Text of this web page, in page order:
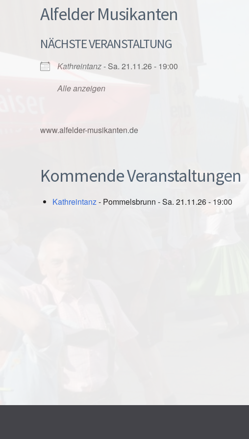
Alfelder Musikanten
NÄCHSTE VERANSTALTUNG
Kathreintanz- Sa. 21.11.26 - 19:00
Alle anzeigen
www.alfelder-musikanten.de
Kommende Veranstaltungen
Kathreintanz - Pommelsbrunn - Sa. 21.11.26 - 19:00